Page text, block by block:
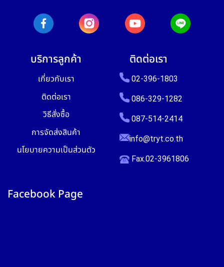
บริการลูกค้า
เกี่ยวกับเรา
ติดต่อเรา
วิธีสั่งซื้อ
การจัดส่งสินค้า
นโยบายความเป็นส่วนตัว
ติดต่อเรา
02-396-1803
086-329-1282
087-514-2414
info@tryt.co.th
Fax.02-3961806
Facebook Page